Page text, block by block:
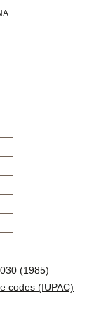
(1985)
codes (IUPAC)